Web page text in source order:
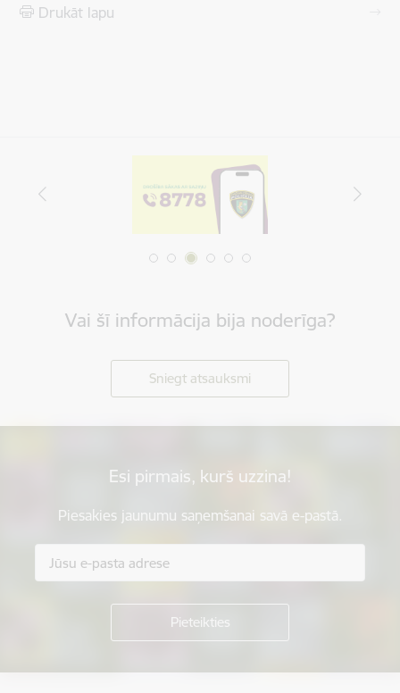
Drukāt lapu
Vai šī informācija bija noderīga?
Sniegt atsauksmi
Esi pirmais, kurš uzzina!
Piesakies jaunumu saņemšanai savā e-pastā.